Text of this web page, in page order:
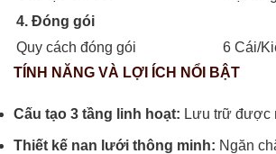
4. Đóng gói
Quy cách đóng gói
6 Cái/
TÍNH NĂNG VÀ LỢI ÍCH NỔI BẬT
Cấu tạo 3 tầng linh hoạt: Lưu trữ được
Thiết kế nan lưới thông minh: Ngăn